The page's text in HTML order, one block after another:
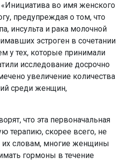
во имя женского
предупреждая о том, что
инсульта и рака молочной
эстроген в сочетании
у тех, которые принимали
исследование досрочно
увеличение количества
среди женщин,
что эта первоначальная
терапию, скорее всего, не
словам, многие женщины
гормоны в течение